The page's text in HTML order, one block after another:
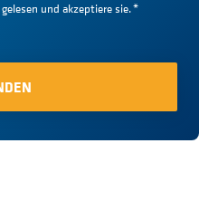
gelesen und akzeptiere sie.*